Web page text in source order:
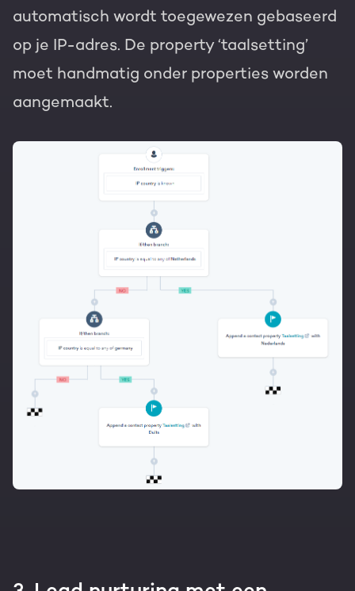
automatisch wordt toegewezen gebaseerd
op je IP-adres. De property ‘taalsetting’
moet handmatig onder properties worden
aangemaakt.